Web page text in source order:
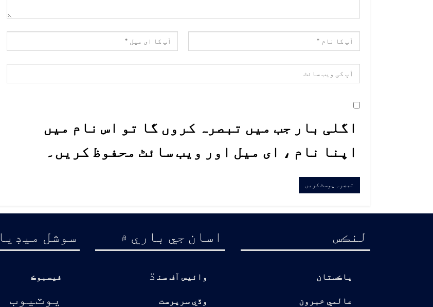
اگلی بار جب میں تبصرہ کروں گا تو اس نام میں
اپنا نام ، ای میل اور ویب سائٹ محفوظ کریں۔
لنڪس
پاڪستان
عالمي خبرون
اسان جي باري ۾
وائيس آف سن ڌ
وڏي سرپرست
سوشل ميڊيا
فيسبوڪ
يوٽيوب